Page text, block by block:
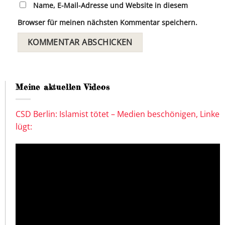
Name, E-Mail-Adresse und Website in diesem
Browser für meinen nächsten Kommentar speichern.
Meine aktuellen Videos
CSD Berlin: Islamist tötet – Medien beschönigen, Linke
lügt: